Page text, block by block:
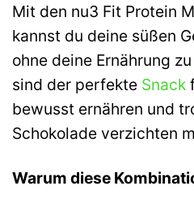
Mit den nu3 Fit Protein
kannst du deine süßen
ohne deine Ernährung
sind der perfekte Snack
bewusst ernähren und
Schokolade verzichten
Warum diese